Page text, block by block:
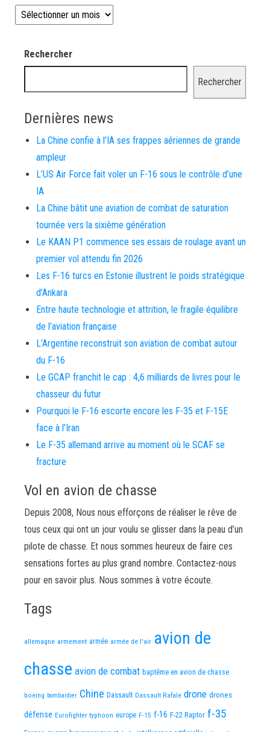
Les news depuis 2008
Rechercher
Rechercher
Dernières news
La Chine confie à l’IA ses frappes aériennes de grande
ampleur
L’US Air Force fait voler un F-16 sous le contrôle d’une
IA
La Chine bâtit une aviation de combat de saturation
tournée vers la sixième génération
Le KAAN P1 commence ses essais de roulage avant un
premier vol attendu fin 2026
Les F-16 turcs en Estonie illustrent le poids stratégique
d’Ankara
Entre haute technologie et attrition, le fragile équilibre
de l’aviation française
L’Argentine reconstruit son aviation de combat autour
du F-16
Le GCAP franchit le cap : 4,6 milliards de livres pour le
chasseur du futur
Pourquoi le F-16 escorte encore les F-35 et F-15E
face à l’Iran
Le F-35 allemand arrive au moment où le SCAF se
fracture
Vol en avion de chasse
Depuis 2008, Nous nous efforçons de réaliser le rêve de
tous ceux qui ont un jour voulu se glisser dans la peau d’un
pilote de chasse. Et nous sommes heureux de faire ces
sensations fortes au plus grand nombre. Contactez-nous
pour en savoir plus. Nous sommes à votre écoute.
Tags
allemagne armement armée armée de l'air avion de
chasse avion de combat baptême en avion de chasse
boeing bombardier Chine Dassault Dassault Rafale drone drones
défense Eurofighter typhoon europe F-15 f-16 F-22 Raptor f-35